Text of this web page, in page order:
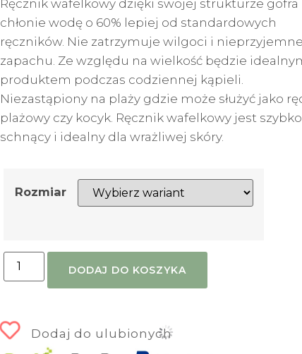
Ręcznik wafelkowy dzięki swojej strukturze gofra
chłonie wodę o 60% lepiej od standardowych
ręczników. Nie zatrzymuje wilgoci i
zapachu. Ze względu na wielkość będzie
produktem podczas codziennej kąpieli.
Niezastąpiony na plaży gdzie może służyć jako
plażowy czy kocyk. Ręcznik wafelkowy jest szybko
schnący i idealny dla wrażliwej skóry.
Rozmiar
DODAJ DO KOSZYKA
Dodaj do ulubionych